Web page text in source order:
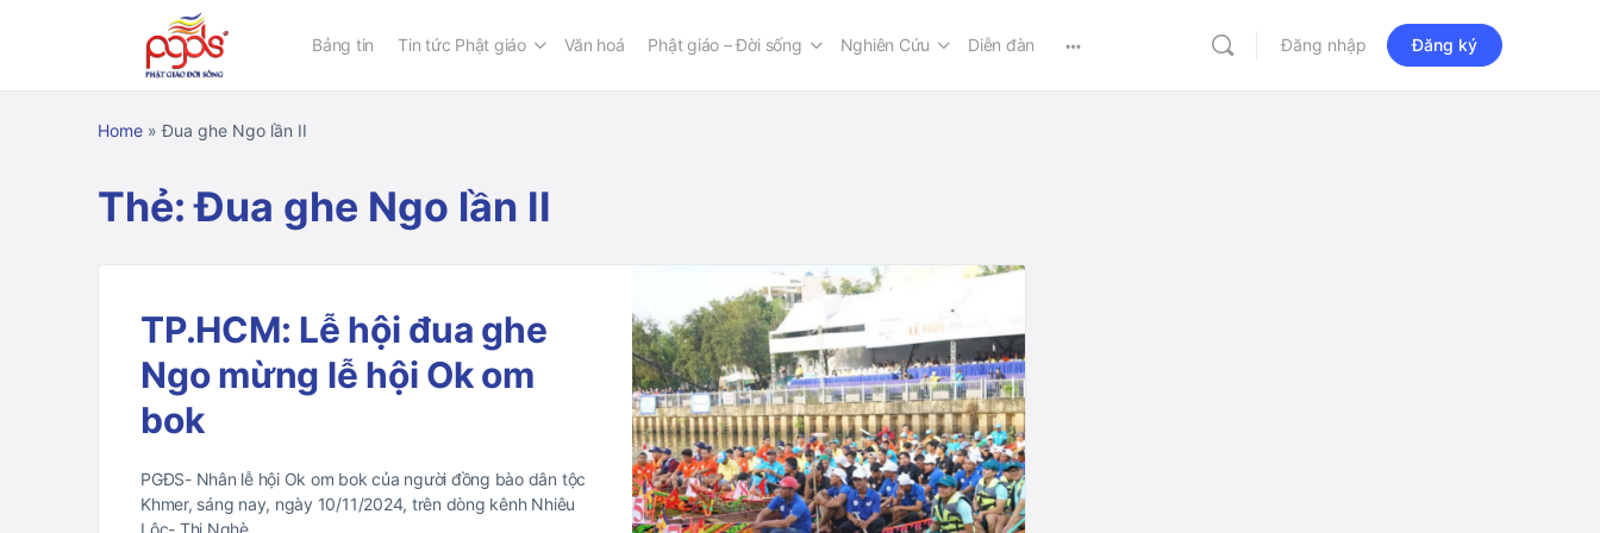
Bảng tin Tin tức Phật giáo Văn hoá Phật giáo – Đời sống Nghiên Cứu Diễn đàn Đăng nhập Đăng ký
Home »Đua ghe Ngo lần II
Thẻ:Đua ghe Ngo lần II
TP.HCM: Lễ hội đua ghe
Ngo mừng lễ hội Ok om
bok
PGĐS- Nhân lễ hội Ok om bok của người đồng bào dân tộc
Khmer, sáng nay, ngày 10/11/2024, trên dòng kênh Nhiêu
Lộc- Thị Nghè,…